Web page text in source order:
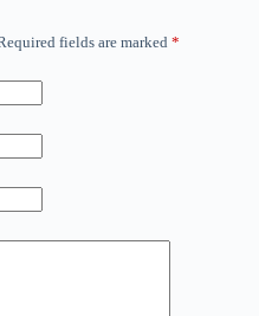
fields are marked *